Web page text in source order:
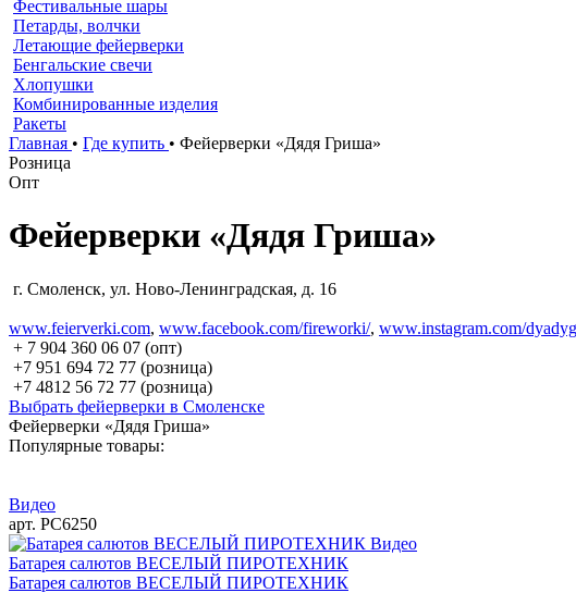
Фестивальные шары
Петарды, волчки
Летающие фейерверки
Бенгальские свечи
Хлопушки
Комбинированные изделия
Ракеты
Главная • Где купить • Фейерверки «Дядя Гриша»
Розница
Опт
Фейерверки «Дядя Гриша»
г. Смоленск, ул. Ново-Ленинградская, д. 16
www.feierverki.com, www.facebook.com/fireworki/, www.instagram.com/
+ 7 904 360 06 07 (опт)
+7 951 694 72 77 (розница)
+7 4812 56 72 77 (розница)
Выбрать фейерверки в Смоленске
Фейерверки «Дядя Гриша»
Популярные товары:
Видео
арт. РС6250
Видео
Батарея салютов ВЕСЕЛЫЙ ПИРОТЕХНИК
Батарея салютов ВЕСЕЛЫЙ ПИРОТЕХНИК